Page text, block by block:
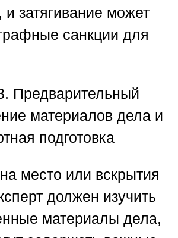
и затягивание может
санкции для
Предварительный
материалов дела и
подготовка
место или вскрытия
должен изучить
материалы дела,